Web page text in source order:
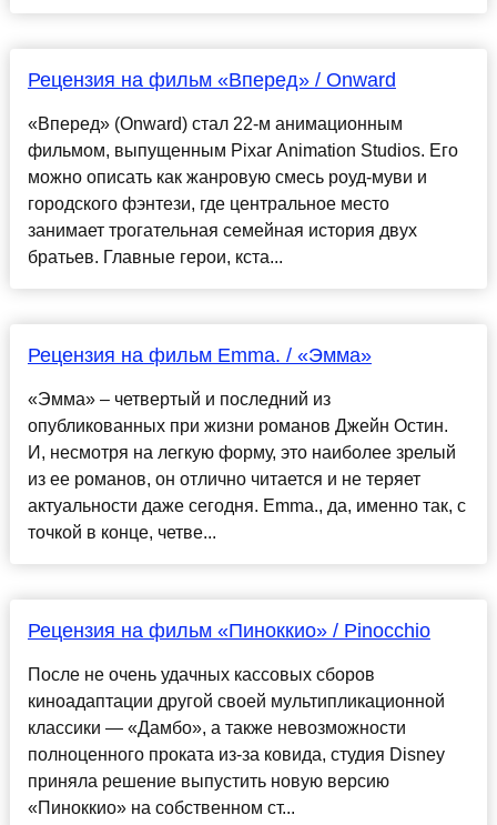
Рецензия на фильм «Вперед» / Onward
«Вперед» (Onward) стал 22-м анимационным
фильмом, выпущенным Pixar Animation Studios. Его
можно описать как жанровую смесь роуд-муви и
городского фэнтези, где центральное место
занимает трогательная семейная история двух
братьев. Главные герои, кста...
Рецензия на фильм Emma. / «Эмма»
«Эмма» – четвертый и последний из
опубликованных при жизни романов Джейн Остин.
И, несмотря на легкую форму, это наиболее зрелый
из ее романов, он отлично читается и не теряет
актуальности даже сегодня. Emma., да, именно так, с
точкой в конце, четве...
Рецензия на фильм «Пиноккио» / Pinocchio
После не очень удачных кассовых сборов
киноадаптации другой своей мультипликационной
классики — «Дамбо», а также невозможности
полноценного проката из-за ковида, студия Disney
приняла решение выпустить новую версию
«Пиноккио» на собственном ст...